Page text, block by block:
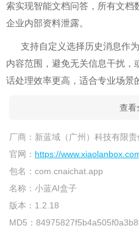
索实现智能文档问答，所有文档
企业内部资料泄露。
支持自定义选择历史消息作
内容范围，避免无关信息干扰
话处理效率更高，适合专业场景
查看
厂商： 新蓝域（广州）科技有限责
官网： https://
包名： com.cnaichat.app
名称： 小蓝AI盒子
版本： 1.2.18
MD5：